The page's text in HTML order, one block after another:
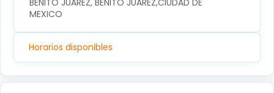
BENITO JUAREZ, BENITO JUAREZ,CIUDAD DE
MEXICO
Horarios disponibles